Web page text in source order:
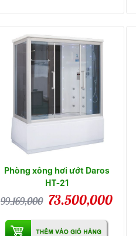
Phòng xông hơi ướt Daros
HT-21
99.169,000 73.500,000